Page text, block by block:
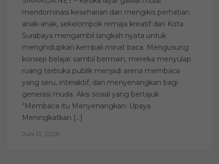
mendominasi keseharian dan mengikis perhatian
anak-anak, sekelompok remaja kreatif dari Kota
Surabaya mengambil langkah nyata untuk
menghidupkan kembali minat baca. Mengusung
konsep belajar sambil bermain, mereka menyulap
ruang terbuka publik menjadi arena membaca
yang seru, interaktif, dan menyenangkan bagi
generasi muda. Aksi sosial yang bertajuk
“Membaca itu Menyenangkan: Upaya
Meningkatkan […]
Juni 13, 2026